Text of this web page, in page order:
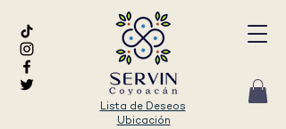
Lista de Deseos
Ubicación